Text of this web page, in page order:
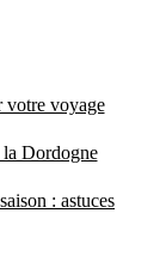
votre voyage
Dordogne
: astuces